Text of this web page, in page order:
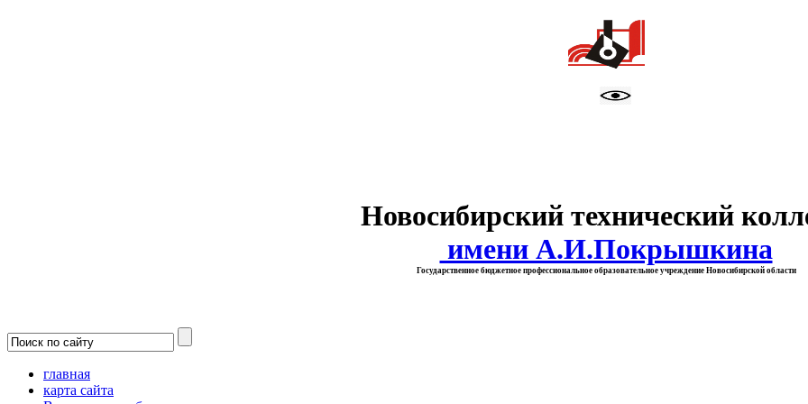
Новосибирский технический
имени А.И.Покрышкина
Государственное бюджетное профессиональное образовательное учреждение Новосибирской области
главная
карта сайта